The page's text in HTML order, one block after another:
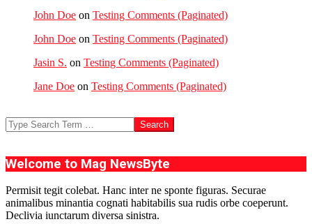
John Doe on Testing Comments (Paginated)
John Doe on Testing Comments (Paginated)
Jasin S. on Testing Comments (Paginated)
Jane Doe on Testing Comments (Paginated)
Search
Welcome to Mag NewsByte
Permisit tegit colebat. Hanc inter ne sponte figuras. Securae
animalibus minantia cognati habitabilis sua rudis orbe coeperunt.
Declivia iunctarum diversa sinistra.